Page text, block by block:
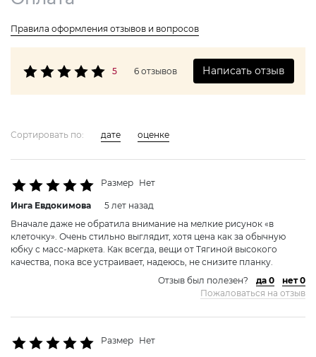
Правила оформления отзывов и вопросов
5 6 отзывов Написать отзыв
Сортировать по: дате оценке
Размер Нет
Инга Евдокимовa
5 лет назад
Вначале даже не обратила внимание на мелкие рисунок «в
клеточку». Очень стильно выглядит, хотя цена как за обычную
юбку с масс-маркета. Как всегда, вещи от Тягиной высокого
качества, пока все устраивает, надеюсь, не снизите планку.
Отзыв был полезен?
да 0
нет 0
Пожаловаться на отзыв
Размер Нет